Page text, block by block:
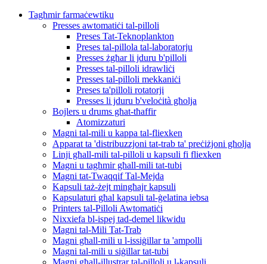
Tagħmir farmaċewtiku
Presses awtomatiċi tal-pilloli
Preses Tat-Teknoplankton
Preses tal-pillola tal-laboratorju
Presses żgħar li jduru b'pilloli
Presses tal-pilloli idrawliċi
Presses tal-pilloli mekkaniċi
Preses ta'pilloli rotatorji
Presses li jduru b'veloċità għolja
Bojlers u drums għat-tħaffir
Atomizzaturi
Magni tal-mili u kappa tal-fliexken
Apparat ta 'distribuzzjoni tat-trab ta' preċiżjoni għolja
Linji għall-mili tal-pilloli u kapsuli fi fliexken
Magni u tagħmir għall-mili tat-tubi
Magni tat-Twaqqif Tal-Mejda
Kapsuli taż-żejt mingħajr kapsuli
Kapsulaturi għal kapsuli tal-ġelatina iebsa
Printers tal-Pilloli Awtomatiċi
Nixxiefa bl-ispej tad-demel likwidu
Magni tal-Mili Tat-Trab
Magni għall-mili u l-issiġillar ta 'ampolli
Magni tal-mili u siġillar tat-tubi
Magni għall-illustrar tal-pilloli u l-kapsuli